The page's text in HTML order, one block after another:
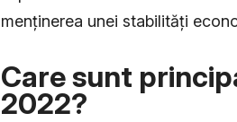
menținerea unei stabilități
Care sunt
2022?